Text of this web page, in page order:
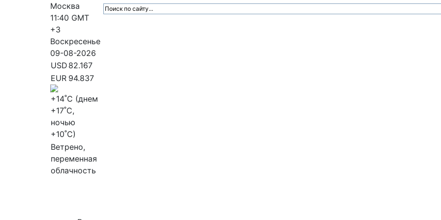
Москва
11:40 GMT
+3
Воскресенье
09-08-2026
USD 82.167
EUR 94.837
+14˚C (днем
+17˚C,
ночью
+10˚C)
Ветрено,
переменная
облачность